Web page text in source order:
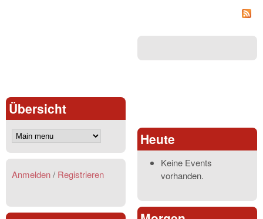
2
Übersicht
Anmelden/ Registrieren
Heute
Keine Events
vorhanden.